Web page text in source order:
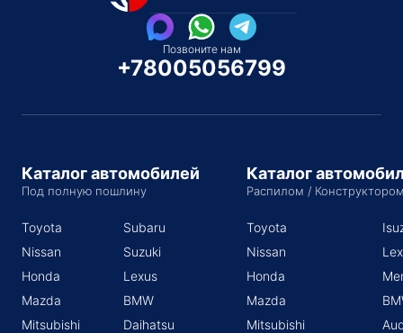
Позвоните нам
+78005056799
Каталог автомобилей
Под полную пошлину
Toyota
Nissan
Honda
Mazda
Mitsubishi
Subaru
Suzuki
Lexus
BMW
Daihatsu
Каталог
Распилом /
Toyota
Nissan
Honda
Mazda
Mitsubishi